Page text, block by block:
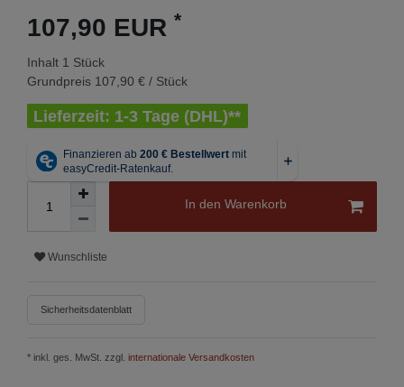
107,90 EUR *
Inhalt 1 Stück
Grundpreis 107,90 € / Stück
Lieferzeit: 1-3 Tage (DHL)**
In den Warenkorb
Wunschliste
Sicherheitsdatenblatt
* inkl. ges. MwSt. zzgl. internationale Versandkosten